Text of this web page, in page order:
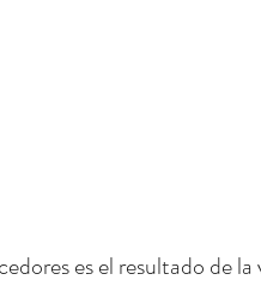
es el resultado de